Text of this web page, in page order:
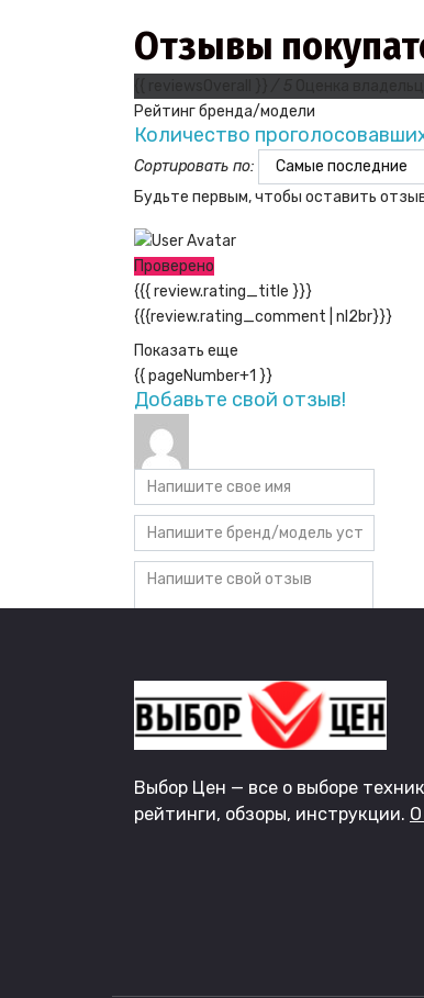
Отзывы
Рейтинг бренда/модели
Количество
Сортировать по:
Будьте первым, чтобы оставить
Проверено
{{{ review.rating_title }}}
{{{review.rating_comment | nl2br}}}
Показать еще
{{ pageNumber+1 }}
Добавьте свой отзыв!
Поделиться с друзьями
Выбор Цен — все о выборе
рейтинги, обзоры, инструкции.